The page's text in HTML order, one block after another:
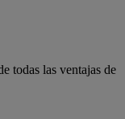
todas las ventajas de